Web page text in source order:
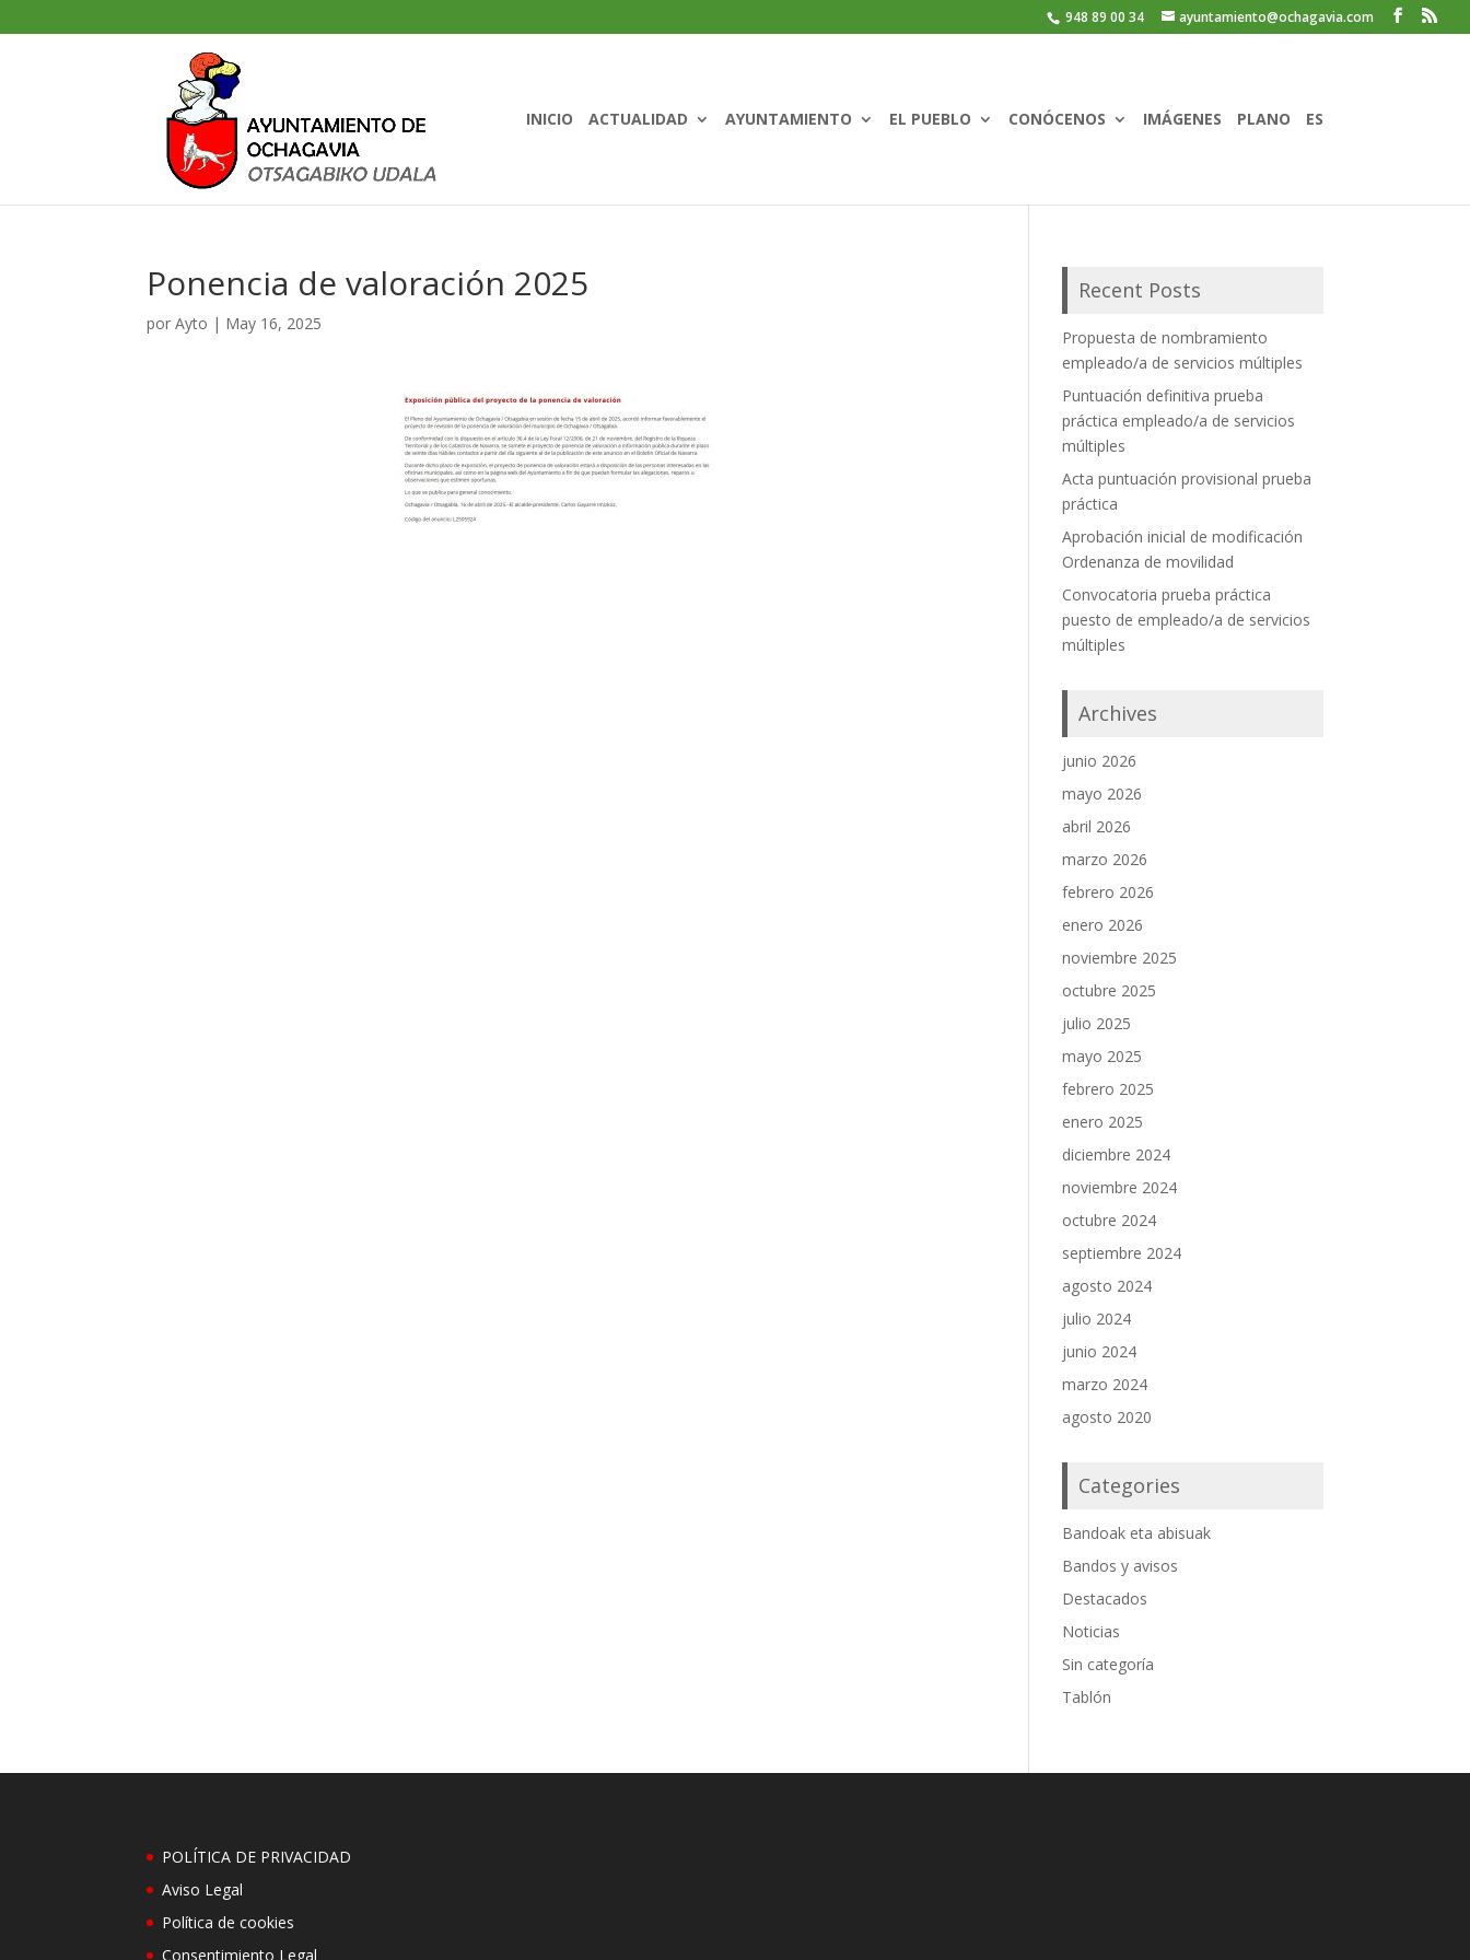
948 89 00 34 ayuntamiento@ochagavia.com
INICIO ACTUALIDAD AYUNTAMIENTO EL PUEBLO CONÓCENOS IMÁGENES PLANO ES
Ponencia de valoración 2025
porAyto | May 16, 2025
Recent Posts
Propuesta de nombramiento
empleado/a de servicios múltiples
Puntuación definitiva prueba
práctica empleado/a de servicios
múltiples
Acta puntuación provisional prueba
práctica
Aprobación inicial de modificación
Ordenanza de movilidad
Convocatoria prueba práctica
puesto de empleado/a de servicios
múltiples
Archives
junio 2026
mayo 2026
abril 2026
marzo 2026
febrero 2026
enero 2026
noviembre 2025
octubre 2025
julio 2025
mayo 2025
febrero 2025
enero 2025
diciembre 2024
noviembre 2024
octubre 2024
septiembre 2024
agosto 2024
julio 2024
junio 2024
marzo 2024
agosto 2020
Categories
Bandoak eta abisuak
Bandos y avisos
Destacados
Noticias
Sin categoría
Tablón
POLÍTICA DE PRIVACIDAD
Aviso Legal
Política de cookies
Consentimiento Legal